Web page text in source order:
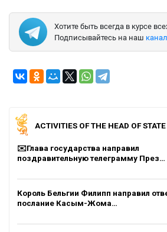
Хотите быть всегда в курсе
Подписывайтесь на наш
ACTIVITIES OF THE HEAD OF STATE
✉️Глава государства направил
поздравительную телеграмму През…
Король Бельгии Филипп направил
послание Касым-Жома…